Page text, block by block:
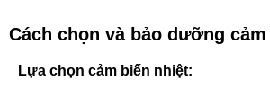
Cách chọn và bảo dưỡng
Lựa chọn cảm biến nhiệt: